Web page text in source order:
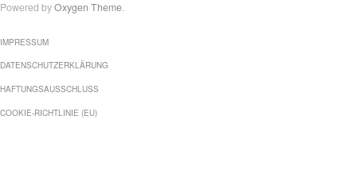
Powered byOxygen Theme
IMPRESSUM
DATENSCHUTZERKLÄRUNG
HAFTUNGSAUSSCHLUSS
COOKIE-RICHTLINIE (EU)